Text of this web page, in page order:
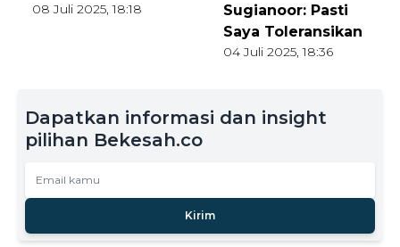
08 Juli 2025, 18:18
Sugianoor: Pasti
Saya Toleransikan
04 Juli 2025, 18:36
Dapatkan informasi dan insight
pilihan Bekesah.co
Kirim